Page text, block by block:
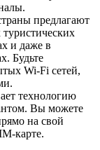
предлагают
и даже в
Будьте
Wi-Fi сетей,
технологию
Вы можете
на свой
карте.